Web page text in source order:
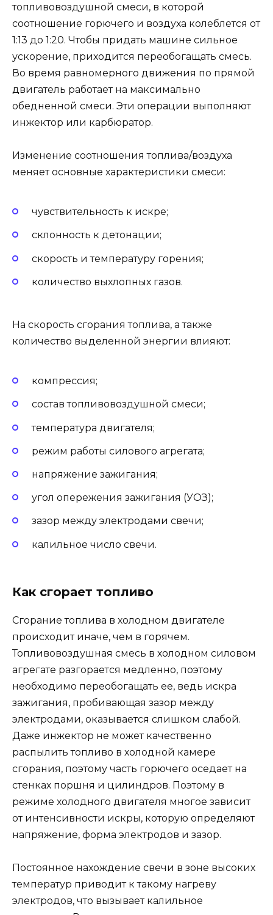
топливовоздушной смеси, в которой
соотношение горючего и воздуха колеблется от
1:13 до 1:20. Чтобы придать машине сильное
ускорение, приходится переобогащать смесь.
Во время равномерного движения по прямой
двигатель работает на максимально
обедненной смеси. Эти операции выполняют
инжектор или карбюратор.
Изменение соотношения топлива/воздуха
меняет основные характеристики смеси:
чувствительность к искре;
склонность к детонации;
скорость и температуру горения;
количество выхлопных газов.
На скорость сгорания топлива, а также
количество выделенной энергии влияют:
компрессия;
состав топливовоздушной смеси;
температура двигателя;
режим работы силового агрегата;
напряжение зажигания;
угол опережения зажигания (УОЗ);
зазор между электродами свечи;
калильное число свечи.
Как сгорает топливо
Сгорание топлива в холодном двигателе
происходит иначе, чем в горячем.
Топливовоздушная смесь в холодном силовом
агрегате разгорается медленно, поэтому
необходимо переобогащать ее, ведь искра
зажигания, пробивающая зазор между
электродами, оказывается слишком слабой.
Даже инжектор не может качественно
распылить топливо в холодной камере
сгорания, поэтому часть горючего оседает на
стенках поршня и цилиндров. Поэтому в
режиме холодного двигателя многое зависит
от интенсивности искры, которую определяют
напряжение, форма электродов и зазор.
Постоянное нахождение свечи в зоне высоких
температур приводит к такому нагреву
электродов, что вызывает калильное